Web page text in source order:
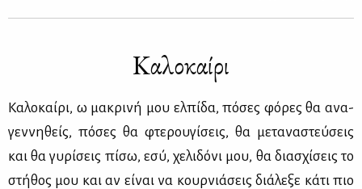
Κα­λο­καί­ρι
Κα­λο­καί­ρι, ω μα­κρι­νή μου ελ­πί­δα, πό­σες φό­ρες θα ανα­
γεν­νη­θείς, πό­σες θα φτε­ρου­γί­σεις, θα με­τα­να­στεύ­σεις
και θα γυ­ρί­σεις πί­σω, εσύ, χε­λι­δό­νι μου, θα δια­σχί­σεις το
στή­θος μου και αν εί­ναι να κουρ­νιά­σεις διά­λε­ξε κά­τι πιο